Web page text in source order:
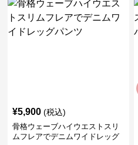
¥5,900 (税込)
骨格ウェーブハイウエストスリ
ムフレアでデニムワイドレッグ